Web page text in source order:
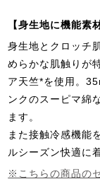
【身生地に機能素
身生地とクロッチ
めらかな肌触りが
ア天竺*を使用。
ンクのスーピマ綿
ます。
また接触冷感機能
ルシーズン快適に
※こちらの商品の